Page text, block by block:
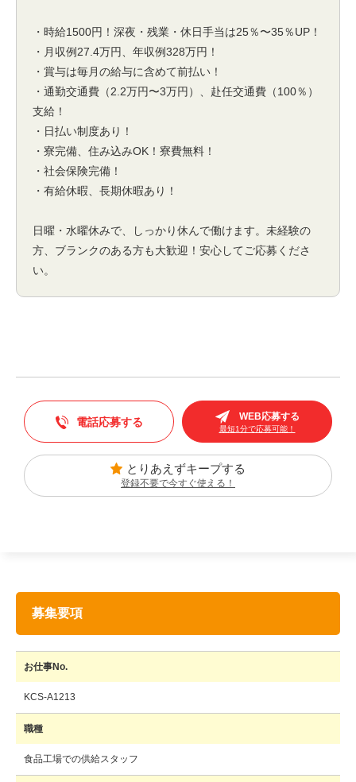
・時給1500円！深夜・残業・休日手当は25％〜35％UP！
・月収例27.4万円、年収例328万円！
・賞与は毎月の給与に含めて前払い！
・通勤交通費（2.2万円〜3万円）、赴任交通費（100％）
支給！
・日払い制度あり！
・寮完備、住み込みOK！寮費無料！
・社会保険完備！
・有給休暇、長期休暇あり！
日曜・水曜休みで、しっかり休んで働けます。未経験の
方、ブランクのある方も大歓迎！安心してご応募くださ
い。
電話応募する WEB応募する
最短1分で応募可能！
とりあえずキープする
登録不要で今すぐ使える！
募集要項
お仕事No.
KCS-A1213
職種
食品工場での供給スタッフ